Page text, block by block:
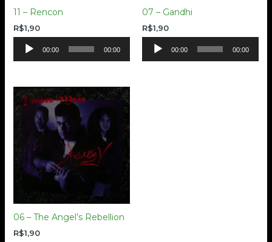
11 – Rencon
R$1,90
Tocador
00:00 00:00
07 – Gandhi
R$1,90
Tocador
00:00 00:00
06 – The Angel’s Rebellion
R$1,90